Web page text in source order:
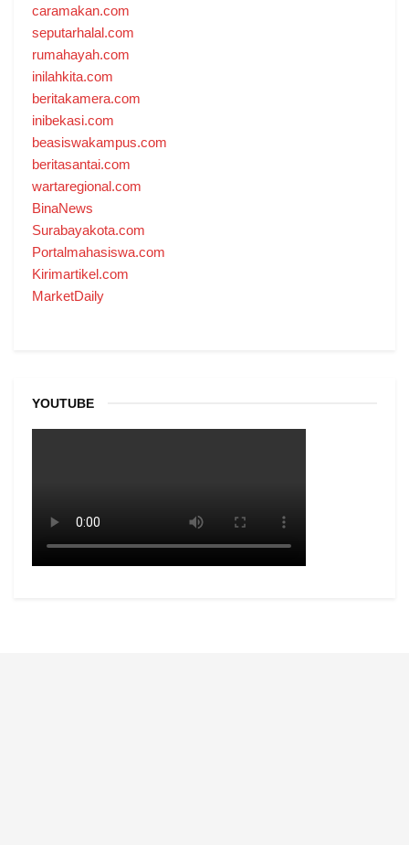
caramakan.com
seputarhalal.com
rumahayah.com
inilahkita.com
beritakamera.com
inibekasi.com
beasiswakampus.com
beritasantai.com
wartaregional.com
BinaNews
Surabayakota.com
Portalmahasiswa.com
Kirimartikel.com
MarketDaily
YOUTUBE